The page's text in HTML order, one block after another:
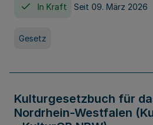
In Kraft Seit 09. März 2026
Gesetz
Kulturgesetzbuch für
Nordrhein-Westfalen